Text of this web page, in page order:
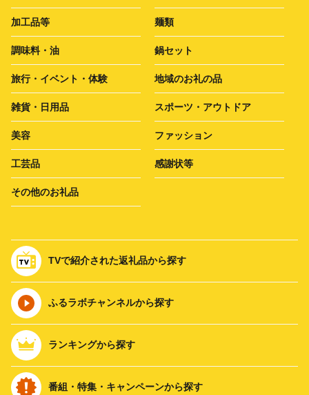
加工品等 麺類
調味料・油 鍋セット
旅行・イベント・体験 地域のお礼の品
雑貨・日用品 スポーツ・アウトドア
美容 ファッション
工芸品 感謝状等
その他のお礼品
TVで紹介された返礼品から探す
ふるラボチャンネルから探す
ランキングから探す
番組・特集・キャンペーンから探す